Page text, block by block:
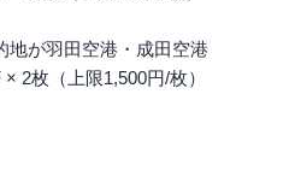
が羽田空港・成田空港
2枚（上限1,500円/枚）